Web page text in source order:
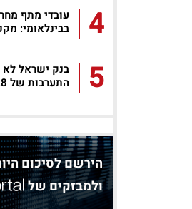
4
עובדי מתף
בבינלאומי:
5
בנק ישראל לא
התערבות של 1.8 מיליארד...
הירשם לסיכום
ולמבזקים של